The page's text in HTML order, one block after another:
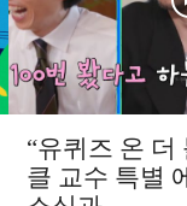
“유퀴즈 온 더
클 교수 특별